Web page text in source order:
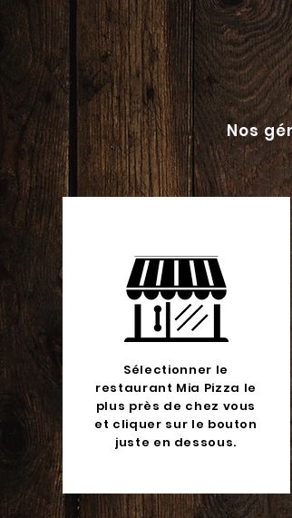
Nos
Sélectionner le
restaurant Mia Pizza le
plus près de chez vous
et cliquer sur le bouton
juste en dessous.